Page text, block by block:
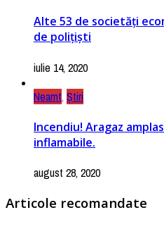
Alte 53 de societăți
de polițiști
iulie 14, 2020
Neamt, Știri
Incendiu! Aragaz
inflamabile.
august 28, 2020
Articole recomandate